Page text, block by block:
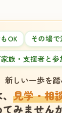
OK
その場
家族・支援者と参
新しい一歩を
、見学・相
みません